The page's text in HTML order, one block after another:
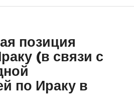
позиция
(в связи с
по Ираку в